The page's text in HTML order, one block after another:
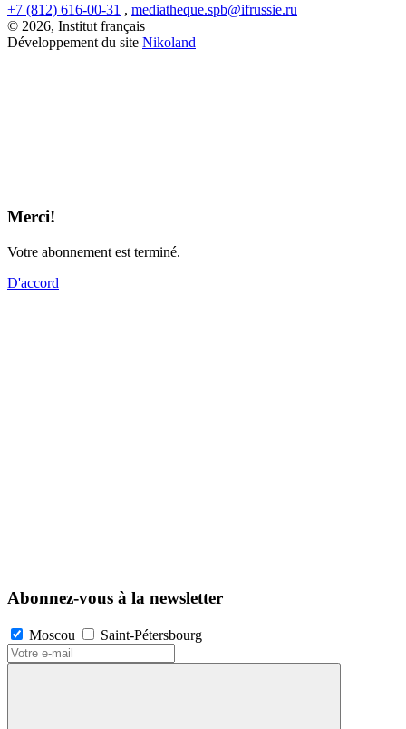
+7 (812) 616-00-31 , mediatheque.spb@ifrussie.ru
© 2026, Institut français
Développement du site Nikoland
Merci!
Votre abonnement est terminé.
D'accord
Abonnez-vous à la newsletter
Moscou Saint-Pétersbourg